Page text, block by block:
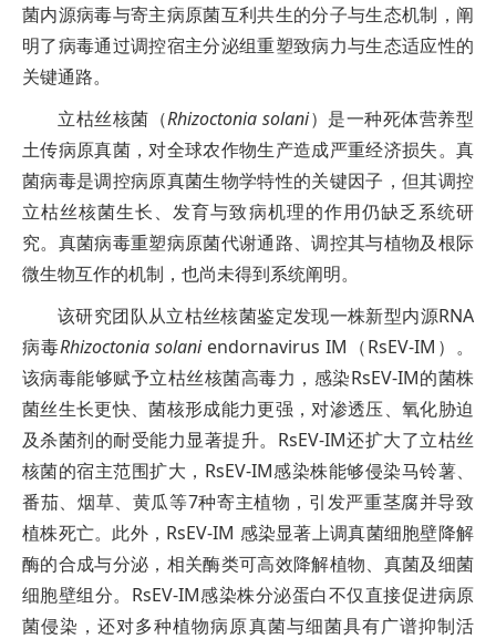
菌内源病毒与寄主病原菌互利共生的分子与生态机制，阐
明了病毒通过调控宿主分泌组重塑致病力与生态适应性的
关键通路。
立枯丝核菌（Rhizoctonia solani）是一种死体营养型
土传病原真菌，对全球农作物生产造成严重经济损失。真
菌病毒是调控病原真菌生物学特性的关键因子，但其调控
立枯丝核菌生长、发育与致病机理的作用仍缺乏系统研
究。真菌病毒重塑病原菌代谢通路、调控其与植物及根际
微生物互作的机制，也尚未得到系统阐明。
该研究团队从立枯丝核菌鉴定发现一株新型内源RNA
病毒Rhizoctonia solani endornavirus IM（RsEV‑IM）。
该病毒能够赋予立枯丝核菌高毒力，感染RsEV-IM的菌株
菌丝生长更快、菌核形成能力更强，对渗透压、氧化胁迫
及杀菌剂的耐受能力显著提升。RsEV‑IM还扩大了立枯丝
核菌的宿主范围扩大，RsEV‑IM感染株能够侵染马铃薯、
番茄、烟草、黄瓜等7种寄主植物，引发严重茎腐并导致
植株死亡。此外，RsEV‑IM 感染显著上调真菌细胞壁降解
酶的合成与分泌，相关酶类可高效降解植物、真菌及细菌
细胞壁组分。RsEV‑IM感染株分泌蛋白不仅直接促进病原
菌侵染，还对多种植物病原真菌与细菌具有广谱抑制活